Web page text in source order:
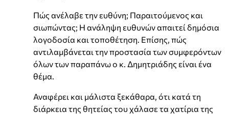
Πώς ανέλαβε την ευθύνη; Παραιτούμενος και
σιωπώντας; Η ανάληψη ευθυνών απαιτεί δημόσια
λογοδοσία και τοποθέτηση. Επίσης, πώς
αντιλαμβάνεται την προστασία των συμφερόντων
όλων των παραπάνω ο κ. Δημητριάδης είναι ένα
θέμα.
Αναφέρει και μάλιστα ξεκάθαρα, ότι κατά τη
διάρκεια της θητείας του χάλασε τα χατίρια της